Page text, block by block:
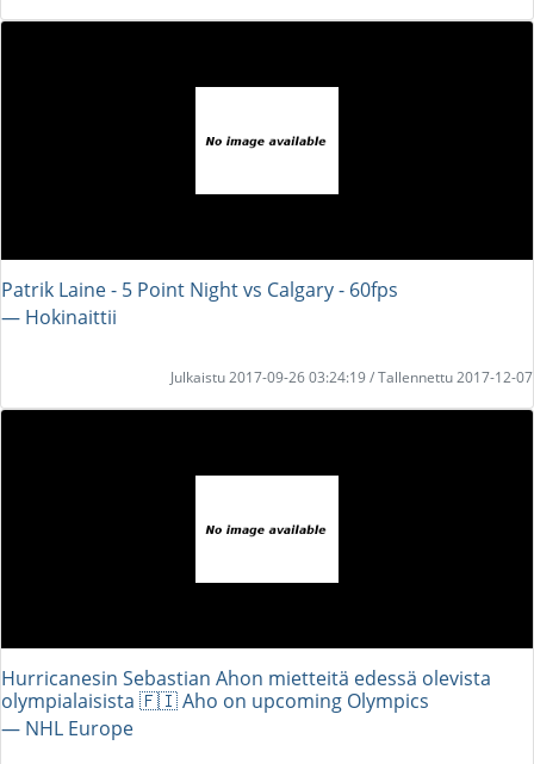
Patrik Laine - 5 Point Night vs Calgary - 60fps
― Hokinaittii
Julkaistu 2017-09-26 03:24:19 / Tallennettu 2017-12-07
Hurricanesin Sebastian Ahon mietteitä edessä olevista
olympialaisista 🇫🇮 Aho on upcoming Olympics
― NHL Europe